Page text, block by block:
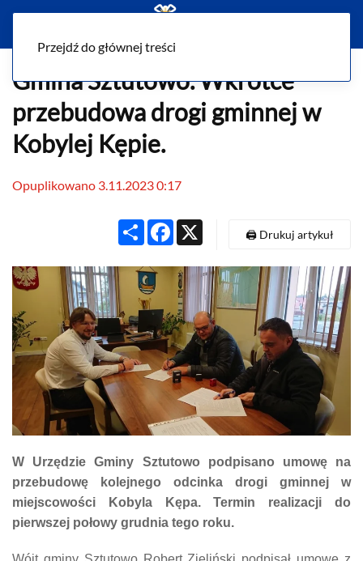
Przejdź do głównej treści
Gmina Sztutowo. Wkrótce
przebudowa drogi gminnej w
Kobylej Kępie.
Opuplikowano 3.11.2023 0:17
Share Facebook
🖨️ Drukuj artykuł
W Urzędzie Gminy Sztutowo podpisano umowę na
przebudowę kolejnego odcinka drogi gminnej w
miejscowości Kobyla Kępa. Termin realizacji do
pierwszej połowy grudnia tego roku.